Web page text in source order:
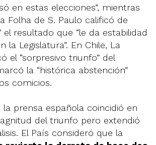
en estas elecciones”, mientras
Folha de S. Paulo calificó de
el resultado que “le da estabilidad
la Legislatura”. En Chile, La
el “sorpresivo triunfo” del
la “histórica abstención”
comicios.
la prensa española coincidió en
del triunfo pero extendió
El País consideró que la